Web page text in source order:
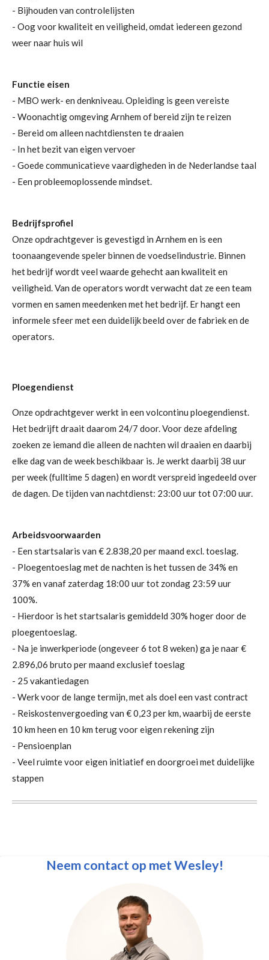
- Bijhouden van controlelijsten
- Oog voor kwaliteit en veiligheid, omdat iedereen gezond
weer naar huis wil
Functie eisen
- MBO werk- en denkniveau. Opleiding is geen vereiste
- Woonachtig omgeving Arnhem of bereid zijn te reizen
- Bereid om alleen nachtdiensten te draaien
- In het bezit van eigen vervoer
- Goede communicatieve vaardigheden in de Nederlandse taal
- Een probleemoplossende mindset.
Bedrijfsprofiel
Onze opdrachtgever is gevestigd in Arnhem en is een
toonaangevende speler binnen de voedselindustrie. Binnen
het bedrijf wordt veel waarde gehecht aan kwaliteit en
veiligheid. Van de operators wordt verwacht dat ze een team
vormen en samen meedenken met het bedrijf. Er hangt een
informele sfeer met een duidelijk beeld over de fabriek en de
operators.
Ploegendienst
Onze opdrachtgever werkt in een volcontinu ploegendienst.
Het bedrijft draait daarom 24/7 door. Voor deze afdeling
zoeken ze iemand die alleen de nachten wil draaien en daarbij
elke dag van de week beschikbaar is. Je werkt daarbij 38 uur
per week (fulltime 5 dagen) en wordt verspreid ingedeeld over
de dagen. De tijden van nachtdienst: 23:00 uur tot 07:00 uur.
Arbeidsvoorwaarden
- Een startsalaris van € 2.838,20 per maand excl. toeslag.
- Ploegentoeslag met de nachten is het tussen de 34% en
37% en vanaf zaterdag 18:00 uur tot zondag 23:59 uur
100%.
- Hierdoor is het startsalaris gemiddeld 30% hoger door de
ploegentoeslag.
- Na je inwerkperiode (ongeveer 6 tot 8 weken) ga je naar €
2.896,06 bruto per maand exclusief toeslag
- 25 vakantiedagen
- Werk voor de lange termijn, met als doel een vast contract
- Reiskostenvergoeding van € 0,23 per km, waarbij de eerste
10 km heen en 10 km terug voor eigen rekening zijn
- Pensioenplan
- Veel ruimte voor eigen initiatief en doorgroei met duidelijke
stappen
Neem contact op met Wesley!